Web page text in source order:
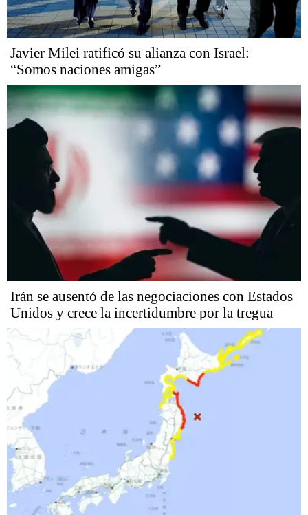
Javier Milei ratificó su alianza con Israel:
“Somos naciones amigas”
Irán se ausentó de las negociaciones con Estados
Unidos y crece la incertidumbre por la tregua